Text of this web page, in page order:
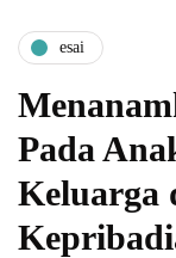
esai
Pada
Keluarga